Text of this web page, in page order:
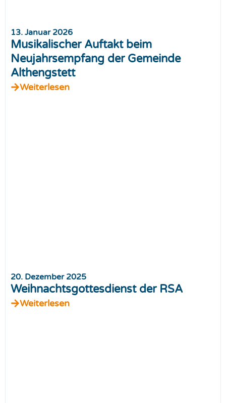
13. Januar 2026
Musikalischer Auftakt beim
Neujahrsempfang der Gemeinde
Althengstett
Weiterlesen
20. Dezember 2025
Weihnachtsgottesdienst der RSA
Weiterlesen